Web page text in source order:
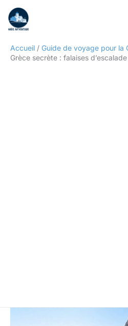
contenu
Accueil
Guide de voyage pour la
Grèce secrète : falaises
Rechercher